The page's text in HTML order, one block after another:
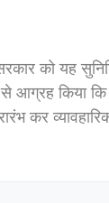
को यह
आग्रह किया कि
कर